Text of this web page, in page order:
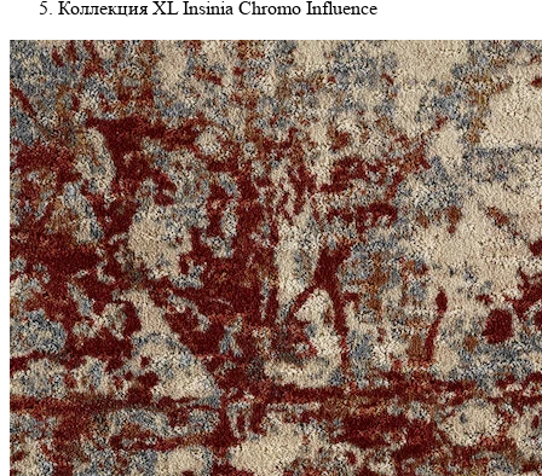
Коллекция XL Insinia Chromo Influence